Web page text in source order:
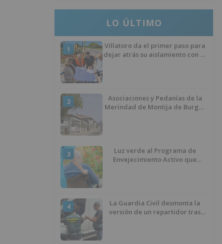
LO ÚLTIMO
1
Villatoro da el primer paso para
dejar atrás su aislamiento con el
2
Asociaciones y Pedanías de la
Merindad de Montija de Burgos
3
Luz verde al Programa de
Envejecimiento Activo que
4
La Guardia Civil desmonta la
versión de un repartidor tras